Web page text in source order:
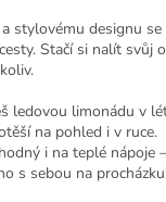
stylovému designu
Stačí si nalít svůj
ledovou limonádu v
na pohled i v ruce.
i na teplé nápoje
s sebou na